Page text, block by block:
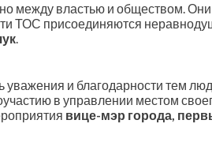
между властью и обществом.
ТОС присоединяются
.
уважения и благодарности тем
в управлении местом
вице-мэр города,